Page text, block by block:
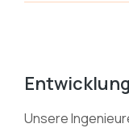
Unsere